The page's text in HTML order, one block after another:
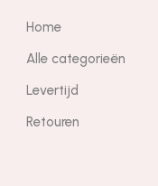
Home
Alle categorieën
Levertijd
Retouren